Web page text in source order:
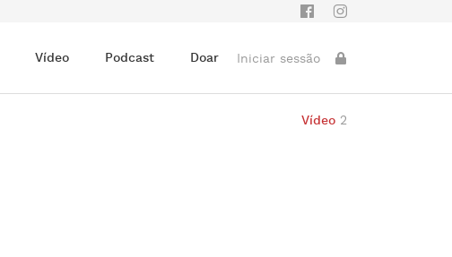
Vídeo Podcast Doar Iniciar sessão
Vídeo 2